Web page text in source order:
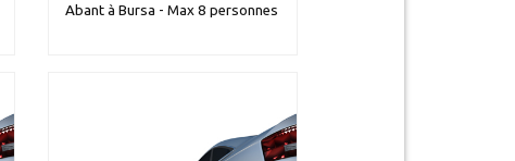
Abant à Bursa - Max 8 personnes